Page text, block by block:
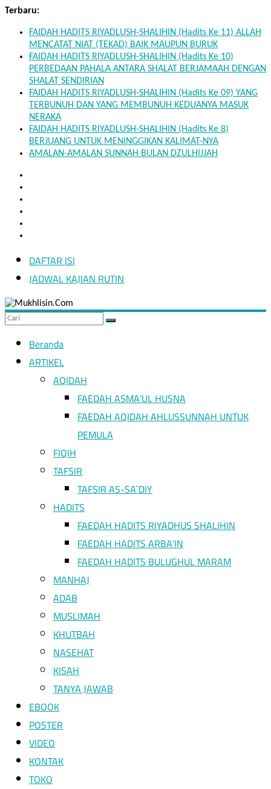
Skip
content
Terbaru:
FAIDAH HADITS RIYADLUSH-SHALIHIN (Hadits Ke 11) ALLAH
MENCATAT NIAT (TEKAD) BAIK MAUPUN BURUK
FAIDAH HADITS RIYADLUSH-SHALIHIN (Hadits Ke 10)
PERBEDAAN PAHALA ANTARA SHALAT BERJAMAAH DENGAN
SHALAT SENDIRIAN
FAIDAH HADITS RIYADLUSH-SHALIHIN (Hadits Ke 09) YANG
TERBUNUH DAN YANG MEMBUNUH KEDUANYA MASUK
NERAKA
FAIDAH HADITS RIYADLUSH-SHALIHIN (Hadits Ke 8)
BERJUANG UNTUK MENINGGIKAN KALIMAT-NYA
AMALAN-AMALAN SUNNAH BULAN DZULHIJJAH
Mukhlisin.Com
seperti
orang
adalah
dari
DAFTAR ISI
JADWAL KAJIAN RUTIN
Beranda
ARTIKEL
AQIDAH
FAEDAH ASMA’UL HUSNA
FAEDAH AQIDAH AHLUSSUNNAH UNTUK
PEMULA
FIQIH
TAFSIR
TAFSIR AS-SA`DIY
HADITS
FAEDAH HADITS RIYADHUS SHALIHIN
FAEDAH HADITS ARBA’IN
FAEDAH HADITS BULUGHUL MARAM
MANHAJ
ADAB
MUSLIMAH
KHUTBAH
NASEHAT
KISAH
TANYA JAWAB
EBOOK
POSTER
VIDEO
KONTAK
TOKO